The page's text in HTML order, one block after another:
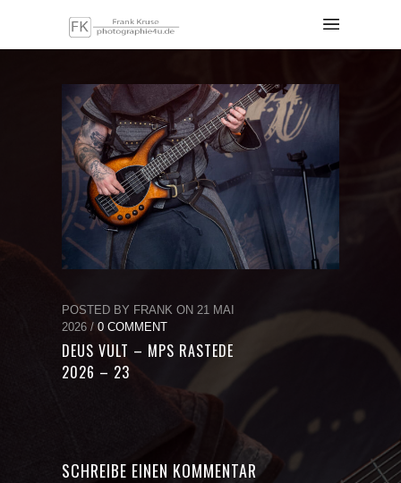
POSTED BY FRANK ON 21 MAI
2026 / 0 COMMENT
DEUS VULT – MPS RASTEDE
2026 – 23
SCHREIBE EINEN KOMMENTAR